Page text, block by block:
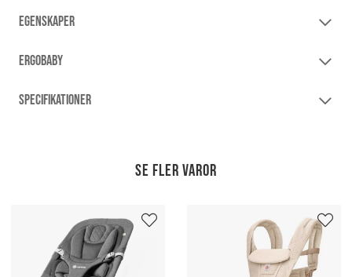
EGENSKAPER
ERGOBABY
SPECIFIKATIONER
Se fler varor